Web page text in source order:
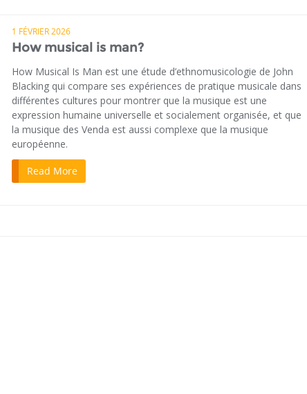
1 FÉVRIER 2026
How musical is man?
How Musical Is Man est une étude d’ethnomusicologie de John
Blacking qui compare ses expériences de pratique musicale dans
différentes cultures pour montrer que la musique est une
expression humaine universelle et socialement organisée, et que
la musique des Venda est aussi complexe que la musique
européenne.
Read More